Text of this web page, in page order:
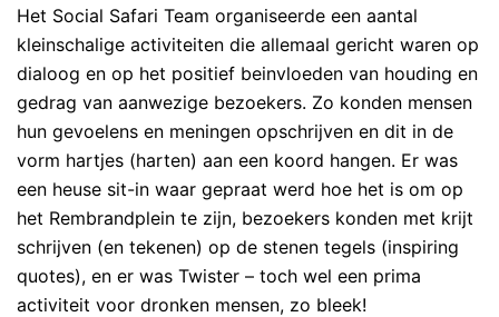
Het Social Safari Team organiseerde een aantal
kleinschalige activiteiten die allemaal gericht waren op
dialoog en op het positief beinvloeden van houding en
gedrag van aanwezige bezoekers. Zo konden mensen
hun gevoelens en meningen opschrijven en dit in de
vorm hartjes (harten) aan een koord hangen. Er was
een heuse sit-in waar gepraat werd hoe het is om op
het Rembrandplein te zijn, bezoekers konden met krijt
schrijven (en tekenen) op de stenen tegels (inspiring
quotes), en er was Twister – toch wel een prima
activiteit voor dronken mensen, zo bleek!